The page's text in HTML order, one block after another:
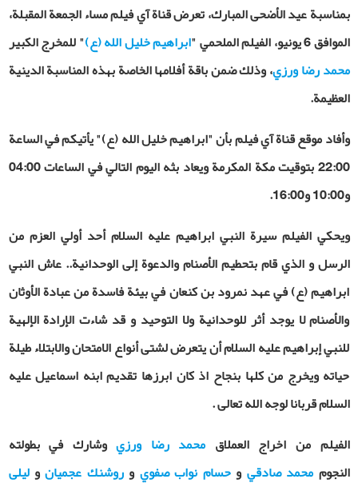
بمناسبة عيد الأضحى المبارك، تعرض قناة آي فيلم مساء الجمعة المقبلة،
الموافق 6 يونيو، الفيلم الملحمي
"ابراهيم خليل الله (ع)"للمخرج الكبير
محمد رضا ورزي، وذلك ضمن باقة أفلامها الخاصة بهذه المناسبة الدينية
العظيمة.
وأفاد موقع قناة آي فيلم بأن "ابراهيم خليل الله (ع)" يأتيكم في الساعة
22:00 بتوقيت مكة المكرمة ويعاد بثه اليوم التالي في الساعات 04:00
و10:00 و16:00.
ويحكي الفيلم سيرة النبي ابراهيم عليه السلام أحد أولي العزم من
الرسل و الذي قام بتحطيم الأصنام والدعوة إلى الوحدانية.. عاش النبي
ابراهيم (ع) في عهد نمرود بن كنعان في بيئة فاسدة من عبادة الأوثان
والأصنام لا يوجد أثر للوحدانية ولا التوحيد و قد شاءت الإرادة الإلهية
للنبي إبراهيم عليه السلام أن يتعرض لشتى أنواع الامتحان والابتلاء طيلة
حياته ويخرج من كلها بنجاح اذ كان ابرزها تقديم ابنه اسماعيل عليه
السلام قربانا لوجه الله تعالى .
الفيلم من اخراج العملاق محمد رضا ورزيوشارك في بطولته
النجوم محمد صادقي وحسام نواب صفوي وروشنك عجميانوليلى